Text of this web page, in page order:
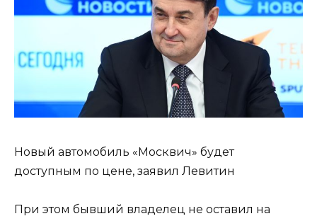
Новый автомобиль «Москвич» будет
доступным по цене, заявил Левитин
При этом бывший владелец не оставил на